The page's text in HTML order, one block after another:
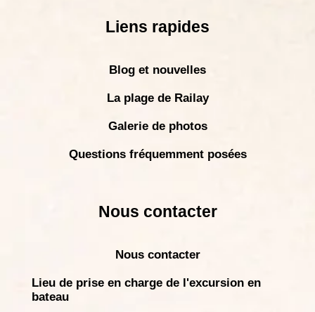
Liens rapides
Blog et nouvelles
La plage de Railay
Galerie de photos
Questions fréquemment posées
Nous contacter
Nous contacter
Lieu de prise en charge de l'excursion en
bateau